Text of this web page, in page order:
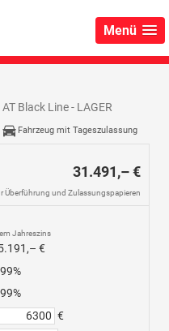
Menü
AT Black Line - LAGER
Fahrzeug mit Tageszulassung
31.491,– €
Überführung und Zulassungspapieren
Jahreszins
€
€